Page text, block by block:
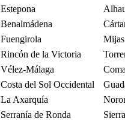
Estepona
Benalmádena
Fuengirola
Mijas
Rincón de la Victoria
Vélez-Málaga
Costa del Sol Occidental
La Axarquía
Serranía de Ronda